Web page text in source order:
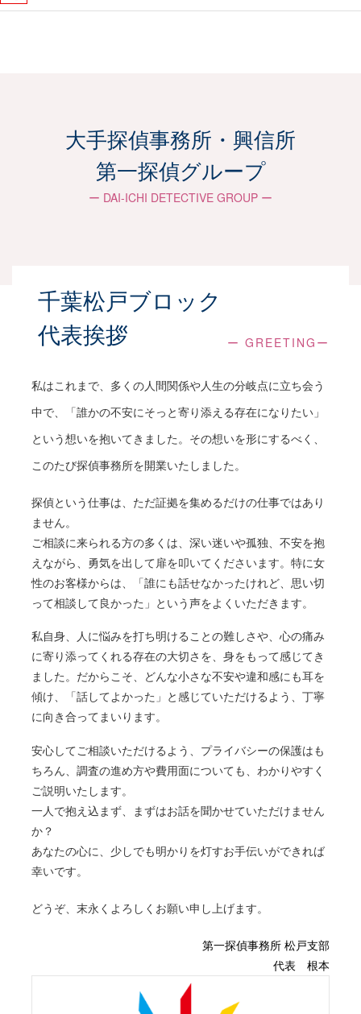
お客さまに合わせた柔軟な対応で、最適な戦略
を共に考えサポートしていきます。
ご連絡ください。
ご面談時間や場所、方法を調整させていただき
ます。
ご面談
調査目的や状況を詳しくお伺いいたします。
ンをご提案いたします。
探偵業法に則り、各種書類の交付とご説明をい
たします。
調査内容を明確にし、本調査に向けて打ち合わ
せを行います。
お支払い
しくは半額をお支払いただきます。
ご入金が確認でき次第、本調査に向けての準備
を開始いたします。
事前調査
易調査を実施いたします。
本調査
大手探偵事務所・興信所
第一探偵グループ
ー DAI-ICHI DETECTIVE GROUP ー
千葉松戸ブロック
代表挨拶
ー GREETINGー
私はこれまで、多くの人間関係や人生の分岐点に立ち会う
中で、「誰かの不安にそっと寄り添える存在になりたい」
という想いを抱いてきました。その想いを形にするべく、
このたび探偵事務所を開業いたしました。
探偵という仕事は、ただ証拠を集めるだけの仕事ではあり
ません。
ご相談に来られる方の多くは、深い迷いや孤独、不安を抱
えながら、勇気を出して扉を叩いてくださいます。特に女
性のお客様からは、「誰にも話せなかったけれど、思い切
って相談して良かった」という声をよくいただきます。
私自身、人に悩みを打ち明けることの難しさや、心の痛み
に寄り添ってくれる存在の大切さを、身をもって感じてき
ました。だからこそ、どんな小さな不安や違和感にも耳を
傾け、「話してよかった」と感じていただけるよう、丁寧
に向き合ってまいります。
安心してご相談いただけるよう、プライバシーの保護はも
ちろん、調査の進め方や費用面についても、わかりやすく
ご説明いたします。
一人で抱え込まず、まずはお話を聞かせていただけません
か？
あなたの心に、少しでも明かりを灯すお手伝いができれば
幸いです。
どうぞ、末永くよろしくお願い申し上げます。
第一探偵事務所 松戸支部
代表 根本